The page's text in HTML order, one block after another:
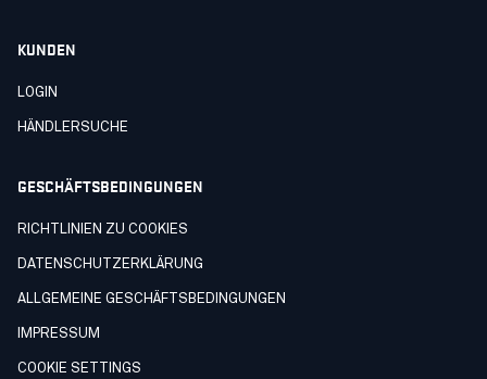
KUNDEN
LOGIN
HÄNDLERSUCHE
GESCHÄFTSBEDINGUNGEN
RICHTLINIEN ZU COOKIES
DATENSCHUTZERKLÄRUNG
ALLGEMEINE GESCHÄFTSBEDINGUNGEN
IMPRESSUM
COOKIE SETTINGS